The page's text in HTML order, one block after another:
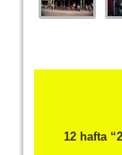
12 hafta